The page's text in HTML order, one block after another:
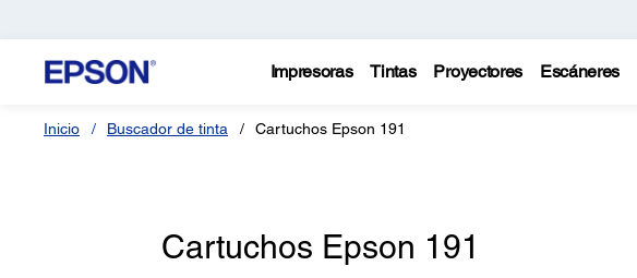
Impresoras Tintas Proyectores Escáneres
Inicio Buscador de tinta Cartuchos Epson 191
Cartuchos Epson 191